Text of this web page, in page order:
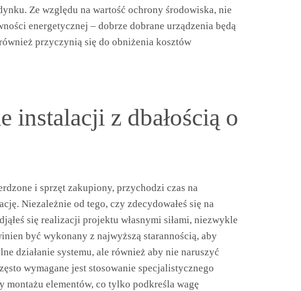
Ze względu na wartość ochrony środowiska, nie
energetycznej – dobrze dobrane urządzenia będą
przyczynią się do obniżenia kosztów
instalacji z dbałością o
i sprzęt zakupiony, przychodzi czas na
Niezależnie od tego, czy zdecydowałeś się na
się realizacji projektu własnymi siłami, niezwykle
być wykonany z najwyższą starannością, aby
działanie systemu, ale również aby nie naruszyć
wymagane jest stosowanie specjalistycznego
elementów, co tylko podkreśla wagę